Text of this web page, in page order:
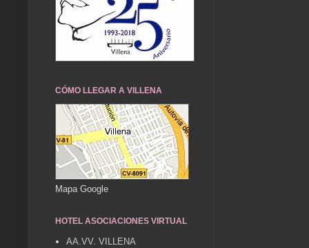
CÓMO LLEGAR A VILLENA
Mapa Google
HOTEL ASOCIACIONES VIRTUAL
AA.VV. VILLENA